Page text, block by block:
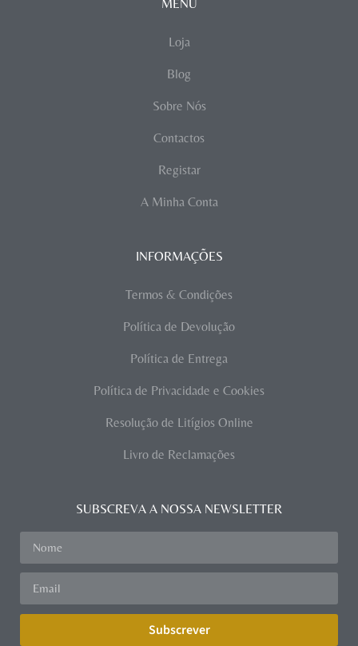
MENU
Loja
Blog
Sobre Nós
Contactos
Registar
A Minha Conta
INFORMAÇÕES
Termos & Condições
Política de Devolução
Política de Entrega
Política de Privacidade e Cookies
Resolução de Litígios Online
Livro de Reclamações
SUBSCREVA A NOSSA NEWSLETTER
Subscrever